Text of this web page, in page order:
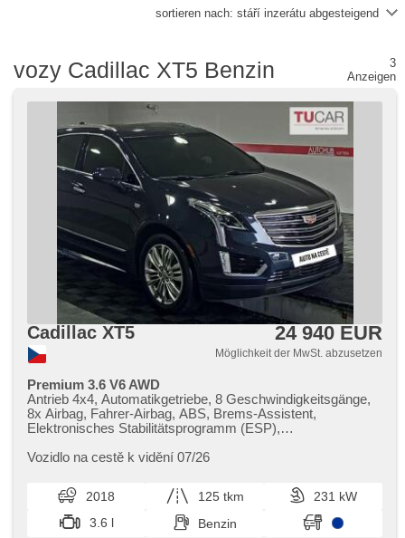
sortieren nach: stáří inzerátu abgesteigend
vozy Cadillac XT5 Benzin
3
Anzeigen
Cadillac XT5 24 940 EUR
Möglichkeit der MwSt. abzusetzen
Premium 3.6 V6 AWD
Antrieb 4x4, Automatikgetriebe, 8 Geschwindigkeitsgänge,
8x Airbag, Fahrer-Airbag, ABS, Brems-Assistent,
Elektronisches Stabilitätsprogramm (ESP),
Anzeige, asistent jízdy v koloně, adaptivní regulace
Klimaanlage, Klimaautomatik, Tempomat, LED adaptivní
světlomety, täglich Leuchten, LED denní svícení,
automatické přepínání dálkových světel, Alufelgen, erfüllt
'EURO VI', Bordcomputer, digitální přístrojový štít, volba
Vozidlo na cestě k vidění 07/26
2018 125 tkm
231 kW
3.6 l
Benzin